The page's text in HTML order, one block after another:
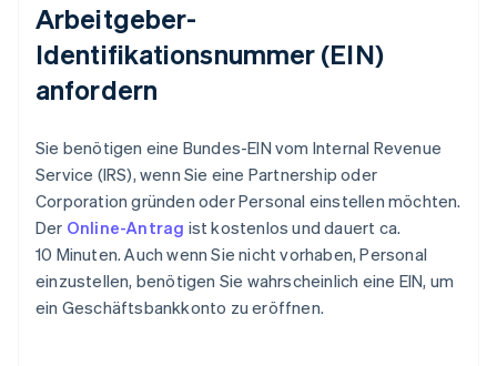
Arbeitgeber-
Identifikationsnummer (EIN)
anfordern
Sie benötigen eine Bundes-EIN vom Internal Revenue
Service (IRS), wenn Sie eine Partnership oder
Corporation gründen oder Personal einstellen möchten.
Der Online-Antrag ist kostenlos und dauert ca.
10 Minuten. Auch wenn Sie nicht vorhaben, Personal
einzustellen, benötigen Sie wahrscheinlich eine EIN, um
ein Geschäftsbankkonto zu eröffnen.